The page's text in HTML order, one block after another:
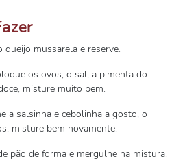
queijo mussarela e reserve.
os ovos, o sal, a pimenta do
misture muito bem.
a salsinha e cebolinha a gosto, o
misture bem novamente.
pão de forma e mergulhe na mistura.